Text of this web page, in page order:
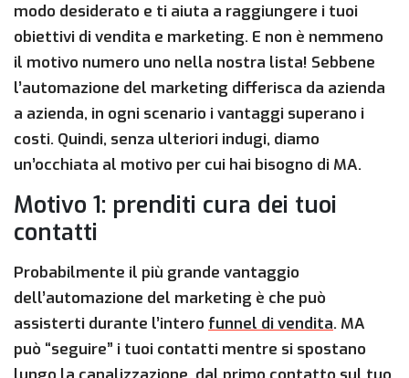
modo desiderato e ti aiuta a raggiungere i tuoi
obiettivi di vendita e marketing. E non è nemmeno
il motivo numero uno nella nostra lista! Sebbene
l’automazione del marketing differisca da azienda
a azienda, in ogni scenario i vantaggi superano i
costi. Quindi, senza ulteriori indugi, diamo
un’occhiata al motivo per cui hai bisogno di MA.
Motivo 1: prenditi cura dei tuoi
contatti
Probabilmente il più grande vantaggio
dell’automazione del marketing è che può
assisterti durante l’intero funnel di vendita. MA
può “seguire” i tuoi contatti mentre si spostano